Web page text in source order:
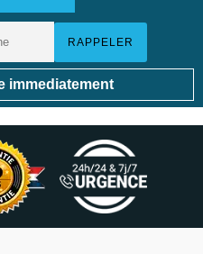
immediatement